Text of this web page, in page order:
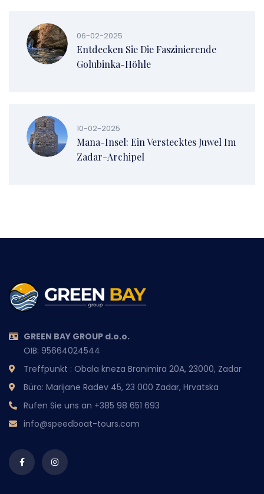
06-02-2025
Entdecken Sie Die Faszinierende
Golubinka-Höhle
10-02-2025
Mana-Insel: Ein Verstecktes Juwel Im
Zadar-Archipel
GREEN BAY GROUP d.o.o.
OIB: 95664024544
Treffpunkt : Obala kneza Branimira 20A, 23000, Zadar
Büro: Marijane Radev 45, 23 000 Zadar, Hrvatska
Rufen Sie uns an +385 98 651 693
info@speedboat-tours.com